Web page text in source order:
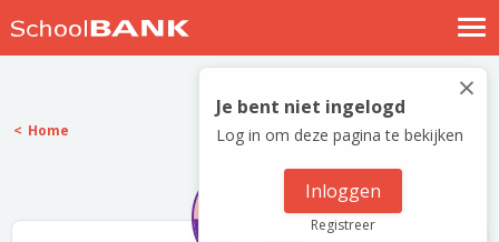
Nostalgische verhalen
Log in
Meld je gratis aan
×
Je bent niet ingelogd
Log in om deze pagina te bekijken
Inloggen
Registreer
Home